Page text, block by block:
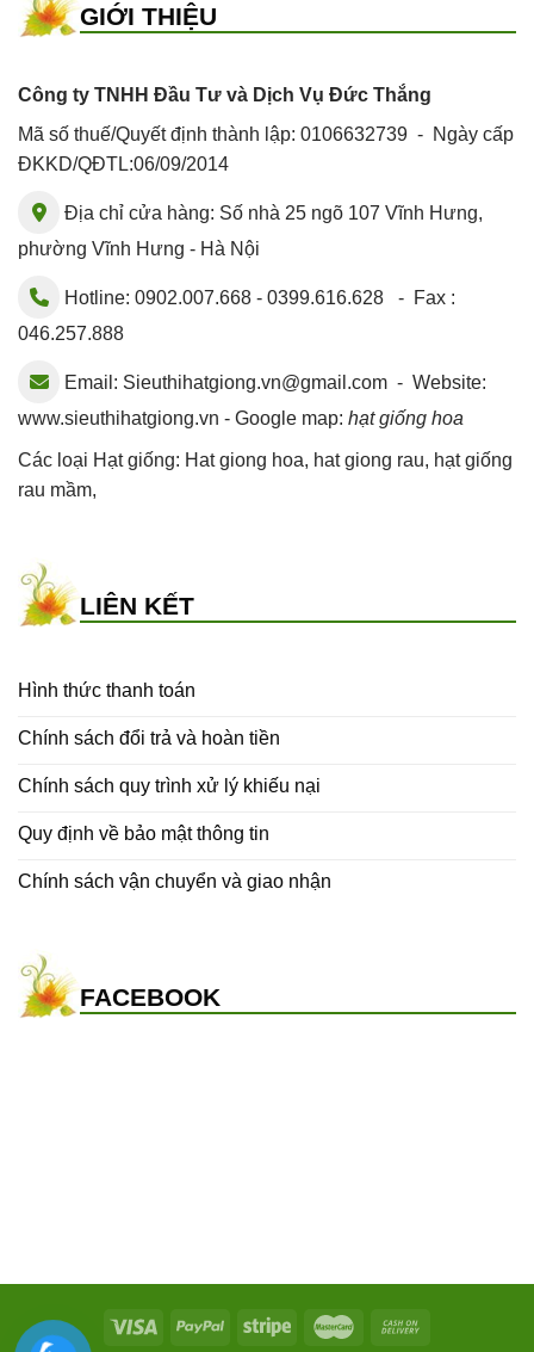
GIỚI THIỆU
Công ty TNHH Đầu Tư và Dịch Vụ Đức Thắng
Mã số thuế/Quyết định thành lập: 0106632739 - Ngày cấp
ĐKKD/QĐTL:06/09/2014
Địa chỉ cửa hàng: Số nhà 25 ngõ 107 Vĩnh Hưng,
phường Vĩnh Hưng - Hà Nội
Hotline: 0902.007.668 - 0399.616.628 - Fax :
046.257.888
Email: Sieuthihatgiong.vn@gmail.com - Website:
www.sieuthihatgiong.vn - Google map: hạt giống hoa
Các loại Hạt giống: Hat giong hoa, hat giong rau, hạt giống
rau mầm,
LIÊN KẾT
Hình thức thanh toán
Chính sách đổi trả và hoàn tiền
Chính sách quy trình xử lý khiếu nại
Quy định về bảo mật thông tin
Chính sách vận chuyển và giao nhận
FACEBOOK